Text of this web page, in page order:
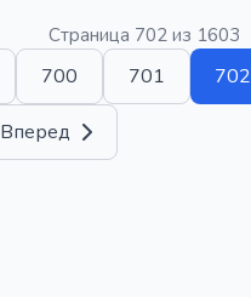
Страница 702 из 1603
700 701 702
Вперед